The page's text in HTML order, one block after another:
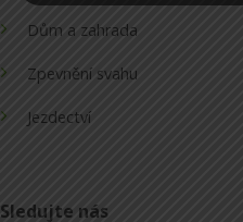
Dům a zahrada
Zpevnění svahu
Jezdectví
Sledujte nás